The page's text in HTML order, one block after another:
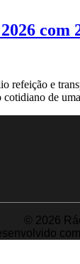
com
refeição e
de
© 2026